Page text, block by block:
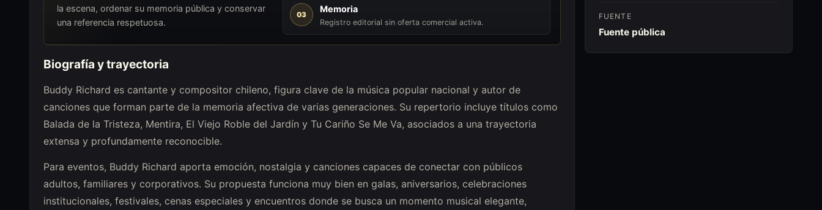
la escena, ordenar su memoria pública y conservar
una referencia respetuosa.
03
Memoria
Registro editorial sin oferta comercial activa.
Biografía y trayectoria
Buddy Richard es cantante y compositor chileno, figura clave de la música popular nacional y autor de
canciones que forman parte de la memoria afectiva de varias generaciones. Su repertorio incluye títulos como
Balada de la Tristeza, Mentira, El Viejo Roble del Jardín y Tu Cariño Se Me Va, asociados a una trayectoria
extensa y profundamente reconocible.
Para eventos, Buddy Richard aporta emoción, nostalgia y canciones capaces de conectar con públicos
adultos, familiares y corporativos. Su propuesta funciona muy bien en galas, aniversarios, celebraciones
institucionales, festivales, cenas especiales y encuentros donde se busca un momento musical elegante,
FUENTE
Fuente pública